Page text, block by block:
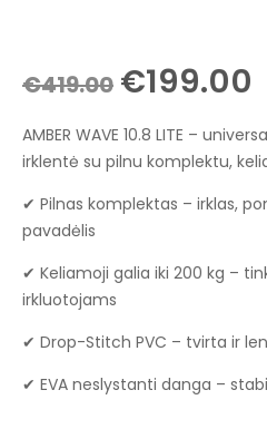
€419.00 Original
price
was:
€419.00.
€199.00
AMBER WAVE 10.8 LITE –
irklentė su pilnu komplektu,
✔ Pilnas komplektas – irklas,
pavadėlis
✔ Keliamoji galia iki 200 kg –
irkluotojams
✔ Drop-Stitch PVC – tvirta ir
✔ EVA neslystanti danga –